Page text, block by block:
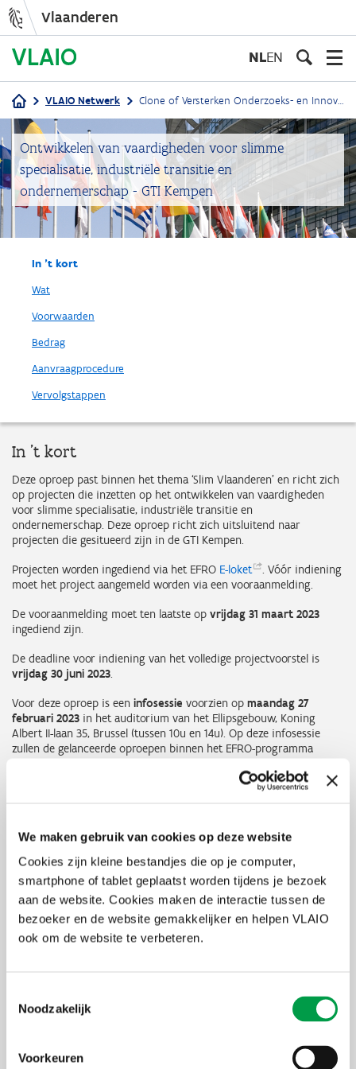
We maken gebruik van cookies op deze website
Cookies zijn kleine bestandjes die op je computer,
smartphone of tablet geplaatst worden tijdens je bezoek
aan de website. Cookies maken de interactie tussen de
bezoeker en de website gemakkelijker en helpen VLAIO
ook om de website te verbeteren.
Noodzakelijk
Voorkeuren
gaan
Vlaanderen
NLEN
Kruimelpad
VLAIO Netwerk Clone of Versterken Onderzoeks- en Innovatiecapaciteit - GTI Kempen
Ontwikkelen van vaardigheden voor slimme
specialisatie, industriële transitie en
ondernemerschap - GTI Kempen
In 't kort
Wat
Voorwaarden
Bedrag
Aanvraagprocedure
Vervolgstappen
In 't kort
Deze oproep past binnen het thema ‘Slim Vlaanderen’ en richt zich
op projecten die inzetten op het ontwikkelen van vaardigheden
voor slimme specialisatie, industriële transitie en
ondernemerschap. Deze oproep richt zich uitsluitend naar
projecten die gesitueerd zijn in de GTI Kempen.
Projecten worden ingediend via het EFRO E-loket
. Vóór indiening
moet het project aangemeld worden via een vooraanmelding.
De vooraanmelding moet ten laatste op vrijdag 31 maart 2023
ingediend zijn.
De deadline voor indiening van het volledige projectvoorstel is
vrijdag 30 juni 2023.
Voor deze oproep is een infosessie voorzien op maandag 27
februari 2023 in het auditorium van het Ellipsgebouw, Koning
Albert II-laan 35, Brussel (tussen 10u en 14u). Op deze infosessie
zullen de gelanceerde oproepen binnen het EFRO-programma
Ontdek alle EFRO-projecten op de
Projectendatabank
Samengevat
Voor wie?